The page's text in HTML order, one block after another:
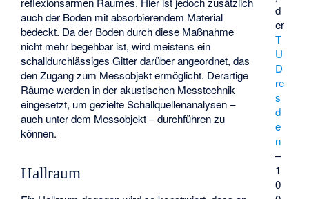
d
er
T
U
D
re
s
d
e
n
–
1
0
auch der Boden mit absorbierendem Material
bedeckt. Da der Boden durch diese Maßnahme
nicht mehr begehbar ist, wird meistens ein
schalldurchlässiges Gitter darüber angeordnet, das
den Zugang zum Messobjekt ermöglicht. Derartige
Räume werden in der akustischen Messtechnik
eingesetzt, um gezielte Schallquellenanalysen –
auch unter dem Messobjekt – durchführen zu
können.
Hallraum